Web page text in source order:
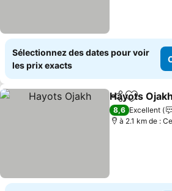
Sélectionnez des dates pour voir
les prix exacts
PartagerAjouter
Hayots Ojakh
8,6 Excellent
à 2.1 km de :